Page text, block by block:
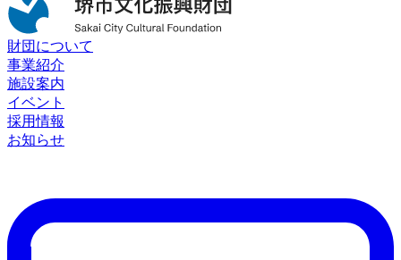
財団について
事業紹介
施設案内
イベント
採用情報
お知らせ